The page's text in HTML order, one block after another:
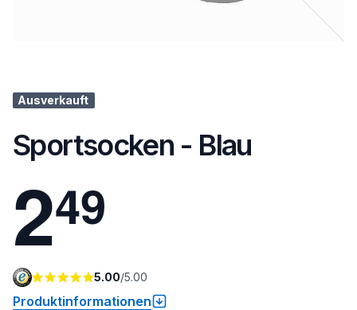
Ausverkauft
Sportsocken - Blau
249
5.00/5.00
Produktinformationen